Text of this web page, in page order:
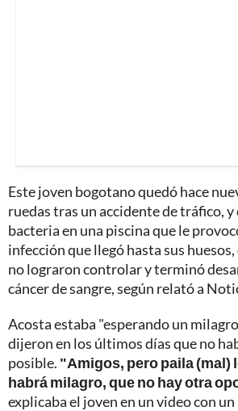
Este joven bogotano quedó hace
ruedas tras un accidente de tráfico,
bacteria en una piscina que le
infección que llegó hasta sus
no lograron controlar y terminó
cáncer de sangre, según relató a
Acosta estaba "esperando un
dijeron en los últimos días que no
posible. "Amigos, pero paila (mal)
habrá milagro, que no hay otra
explicaba el joven en un video con un